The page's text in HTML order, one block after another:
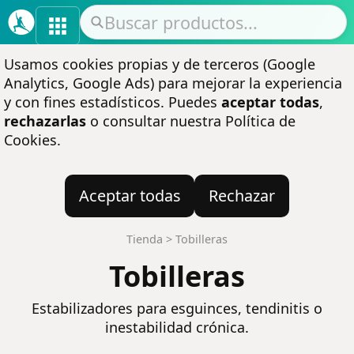
Usamos cookies propias y de terceros (Google
Analytics, Google Ads) para mejorar la experiencia
y con fines estadísticos. Puedes aceptar todas,
rechazarlaso consultar nuestra Política de
Cookies.
Aceptar todas Rechazar
Tienda > Tobilleras
Tobilleras
Estabilizadores para esguinces, tendinitis o
inestabilidad crónica.